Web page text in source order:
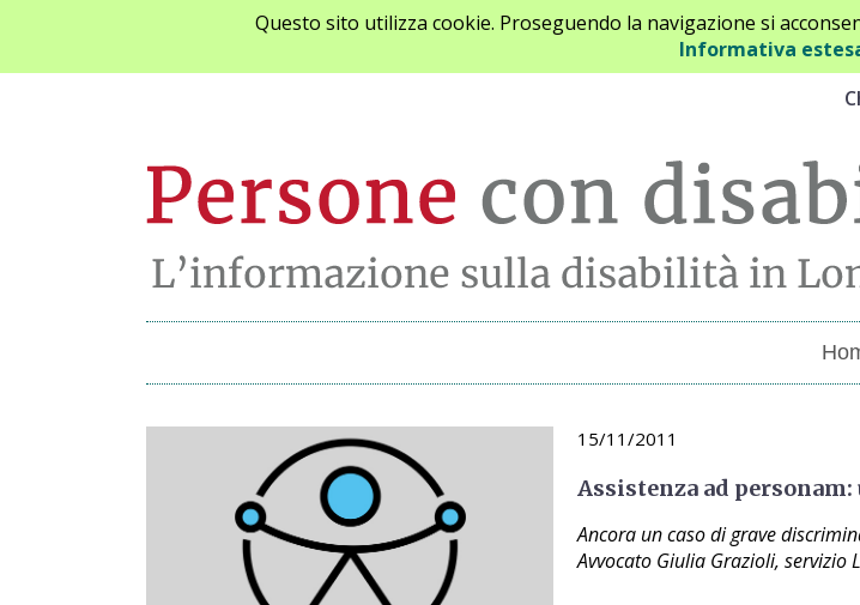
Questo sito utilizza cookie. Proseguendo la navigazione si
Informativa
Archivio notizie 15/11/2011
Assistenza ad
Ancora un caso di grave
Avvocato Giulia Grazioli, servizio